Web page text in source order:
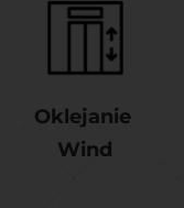
Oklejanie
Wind